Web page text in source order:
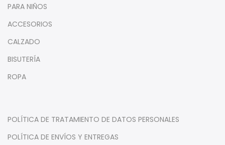
PARA NIÑOS
ACCESORIOS
CALZADO
BISUTERÍA
ROPA
POLÍTICA DE TRATAMIENTO DE DATOS PERSONALES
POLÍTICA DE ENVÍOS Y ENTREGAS